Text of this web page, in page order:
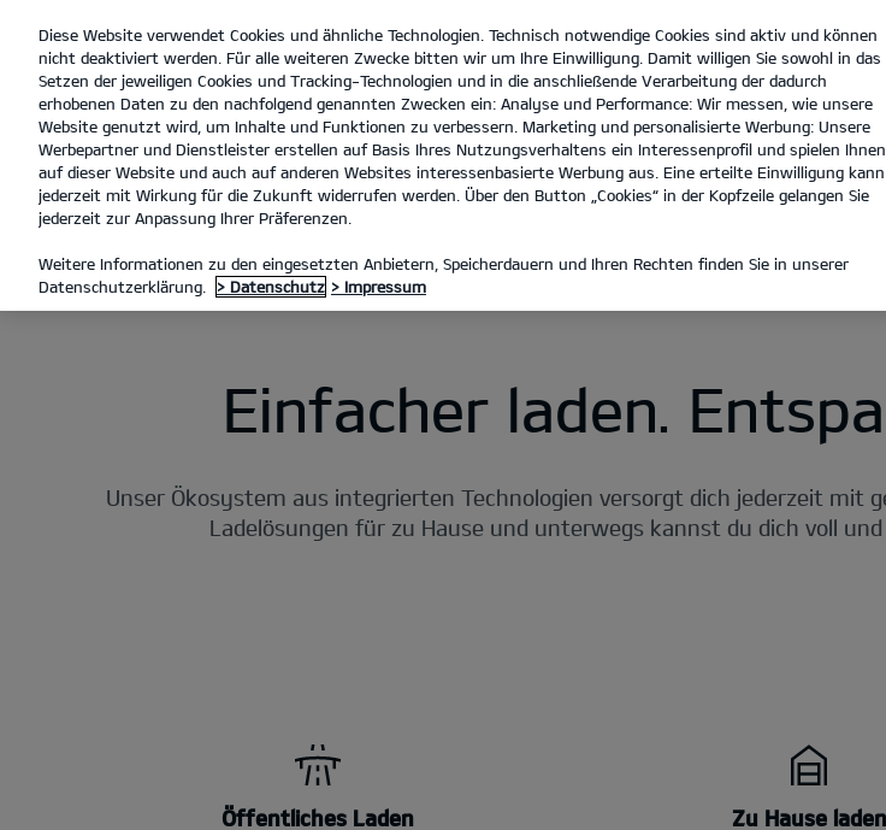
open
menu
Auto-Seitner, Inh. Michael Seitner
Laden mit Kia Charge Elektrisch fahren Öffentliches Laden
LADEN MIT KIA CHARGE
Diese Website verwendet Cookies und ähnliche Technologien. Technisch notwendige Cookies sind aktiv und können
nicht deaktiviert werden. Für alle weiteren Zwecke bitten wir um Ihre Einwilligung. Damit willigen Sie sowohl in das
Setzen der jeweiligen Cookies und Tracking-Technologien und in die anschließende Verarbeitung der dadurch
erhobenen Daten zu den nachfolgend genannten Zwecken ein: Analyse und Performance: Wir messen, wie unsere
Website genutzt wird, um Inhalte und Funktionen zu verbessern. Marketing und personalisierte Werbung: Unsere
Werbepartner und Dienstleister erstellen auf Basis Ihres Nutzungsverhaltens ein Interessenprofil und spielen Ihnen
auf dieser Website und auch auf anderen Websites interessenbasierte Werbung aus. Eine erteilte Einwilligung kann
jederzeit mit Wirkung für die Zukunft widerrufen werden. Über den Button „Cookies“ in der Kopfzeile gelangen Sie
jederzeit zur Anpassung Ihrer Präferenzen.
Weitere Informationen zu den eingesetzten Anbietern, Speicherdauern und Ihren Rechten finden Sie in unserer
Datenschutzerklärung.
> Datenschutz > Impressum